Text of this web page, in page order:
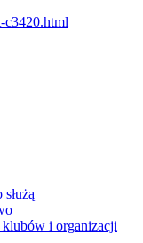
c3420.html
i organizacji